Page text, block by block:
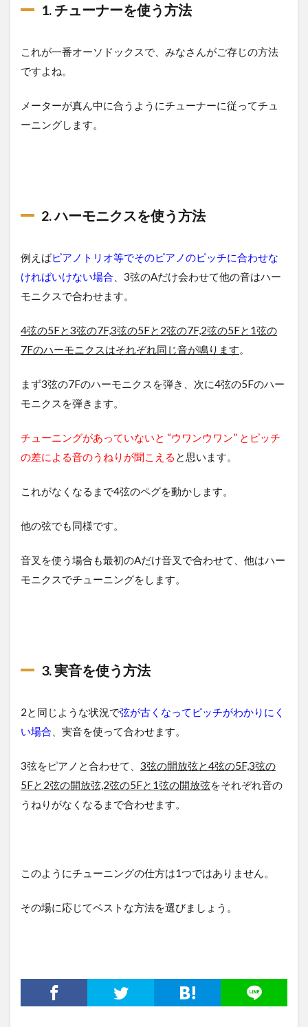
1. チューナーを使う方法
これが一番オーソドックスで、みなさんがご存じの方法
ですよね。
メーターが真ん中に合うようにチューナーに従ってチュ
ーニングします。
2. ハーモニクスを使う方法
例えばピアノトリオ等でそのピアノのピッチに合わせな
ければいけない場合 、3弦のAだけ会わせて他の音はハー
モニクスで合わせます。
4弦の5Fと3弦の7F,3弦の5Fと2弦の7F,2弦の5Fと1弦の
7Fのハーモニクスはそれぞれ同じ音が鳴ります。
まず3弦の7Fのハーモニクスを弾き、次に4弦の5Fのハー
モニクスを弾きます。
チューニングがあっていないと “ウワンウワン” とピッチ
の差による音のうねりが聞こえる と思います。
これがなくなるまで4弦のペグを動かします。
他の弦でも同様です。
音叉を使う場合も最初のAだけ音叉で合わせて、他はハー
モニクスでチューニングをします。
3. 実音を使う方法
2と同じような状況で弦が古くなってピッチがわかりにく
い場合 、実音を使って合わせます。
3弦をピアノと合わせて、 3弦の開放弦と4弦の5F,3弦の
5Fと2弦の開放弦,2弦の5Fと1弦の開放弦をそれぞれ音の
うねりがなくなるまで合わせます。
このようにチューニングの仕方は1つではありません。
その場に応じてベストな方法を選びましょう。